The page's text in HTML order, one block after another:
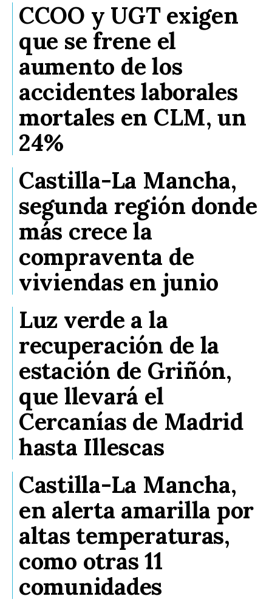
CCOO y UGT exigen
que se frene el
aumento de los
accidentes laborales
mortales en CLM, un
24%
Castilla-La Mancha,
segunda región donde
más crece la
compraventa de
viviendas en junio
Luz verde a la
recuperación de la
estación de Griñón,
que llevará el
Cercanías de Madrid
hasta Illescas
Castilla-La Mancha,
en alerta amarilla por
altas temperaturas,
como otras 11
comunidades